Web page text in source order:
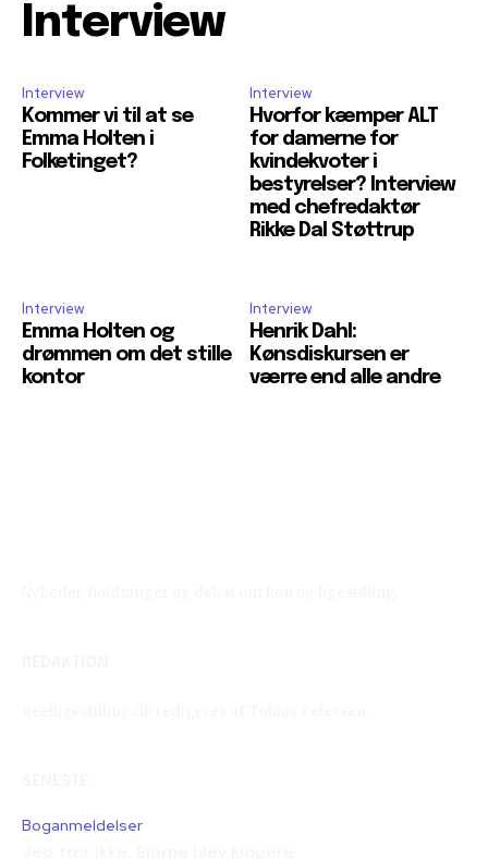
Interview
Interview
Kommer vi til at se
Emma Holten i
Folketinget?
Interview
Hvorfor kæmper ALT
for damerne for
kvindekvoter i
bestyrelser? Interview
med chefredaktør
Rikke Dal Støttrup
Interview
Emma Holten og
drømmen om det stille
kontor
Interview
Henrik Dahl:
Kønsdiskursen er
værre end alle andre
Boganmeldelser